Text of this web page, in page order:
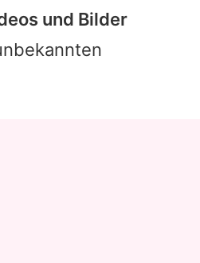
und Bilder